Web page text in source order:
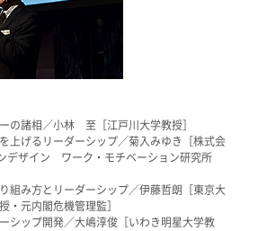
の諸相／小林 至［江戸川大学教授］
上げるリーダーシップ／菊入みゆき［株式会
デザイン ワーク・モチベーション研究所
組み方とリーダーシップ／伊藤哲朗［東京大
・元内閣危機管理監］
シップ開発／大嶋淳俊［いわき明星大学教